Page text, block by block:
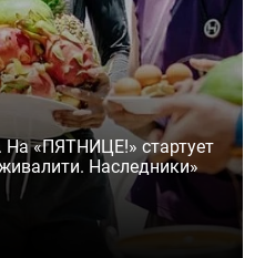
«ПЯТНИЦЕ!» стартует
Наследники»